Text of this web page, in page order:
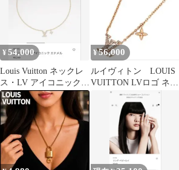
¥54,000
Louis Vuitton ネックレ
ス・LV アイコニック
エナメル
¥56,000
ルイヴィトン LOUIS
VUITTON LVロゴ ネッ
クレス ブランド 箱付